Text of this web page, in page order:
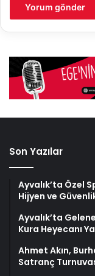
Son Yazılar
Ayvalık’ta Özel
Hijyen ve
Ayvalık’ta
Kura Heyecanı
Ahmet Akın,
Satranç